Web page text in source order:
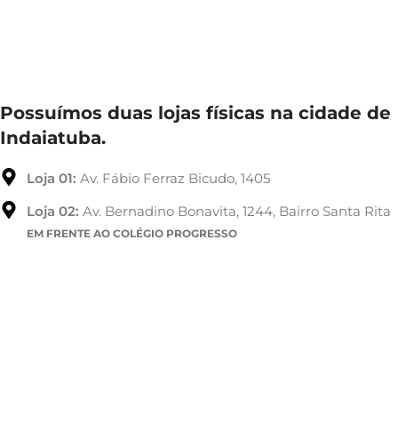
Possuímos duas lojas físicas na cidade de
Indaiatuba.
Loja 01: Av. Fábio Ferraz Bicudo, 1405
Loja 02: Av. Bernadino Bonavita, 1244, Bairro Santa Rita
EM FRENTE AO COLÉGIO PROGRESSO